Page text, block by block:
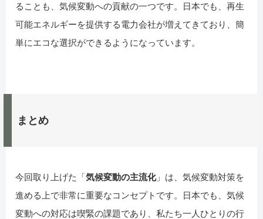
ることも、気候変動への貢献の一つです。日本でも、再生
可能エネルギーを提供する電力会社が増えてきており、簡
単にエコな選択ができるようになっています。
まとめ
今回取り上げた「気候変動の主流化」は、気候変動対策を
進める上で非常に重要なコンセプトです。日本でも、気候
変動への対応は喫緊の課題であり、私たち一人ひとりの行